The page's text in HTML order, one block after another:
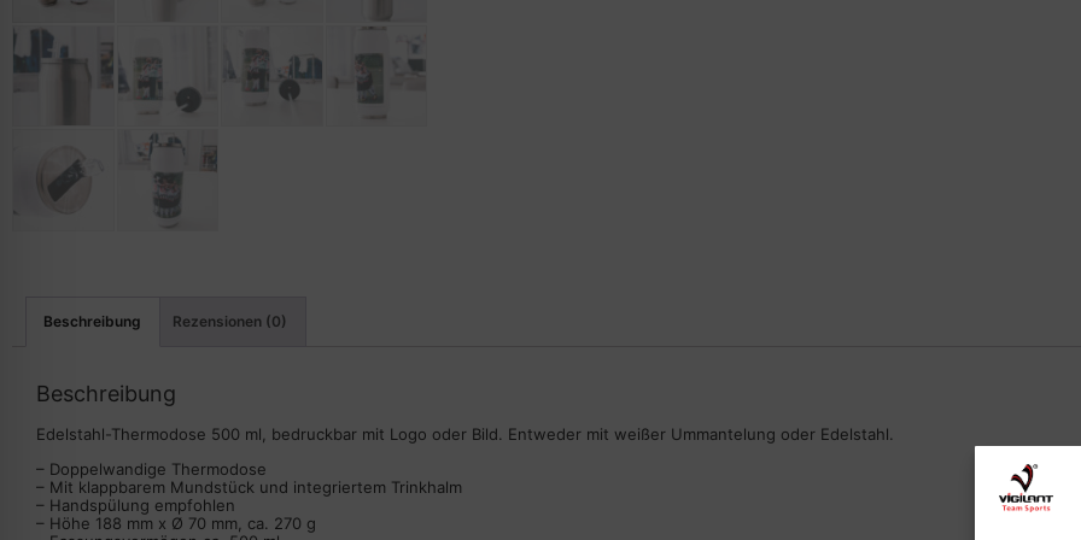
Beschreibung Rezensionen (0)
Beschreibung
Edelstahl-Thermodose 500 ml, bedruckbar mit Logo oder Bild. Entweder mit weißer Ummantelung oder Edelstahl.
– Doppelwandige Thermodose
– Mit klappbarem Mundstück und integriertem Trinkhalm
– Handspülung empfohlen
– Höhe 188 mm x Ø 70 mm, ca. 270 g